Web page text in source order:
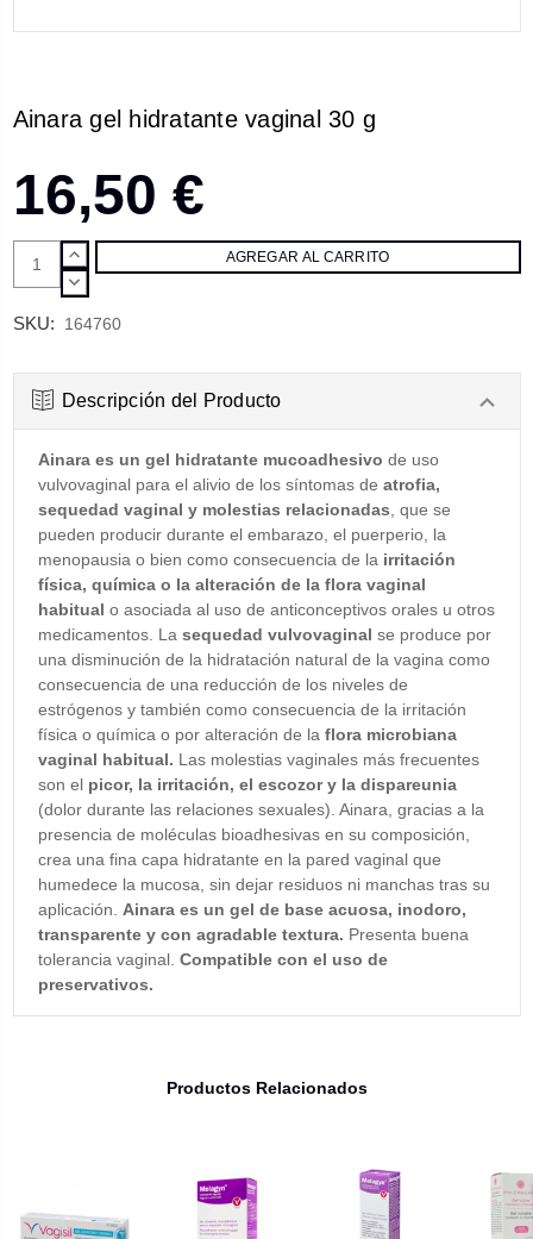
Ainara gel hidratante vaginal 30 g
16,50 €
AUMENTAR
CANTIDAD:
DISMINUIR
SKU: 164760
Descripción del Producto
Ainara es un gel hidratante mucoadhesivo de uso
vulvovaginal para el alivio de los síntomas de atrofia,
sequedad vaginal y molestias relacionadas , que se
pueden producir durante el embarazo, el puerperio, la
menopausia o bien como consecuencia de la irritación
física, química o la alteración de la flora vaginal
habitual o asociada al uso de anticonceptivos orales u otros
medicamentos. La sequedad vulvovaginal se produce por
una disminución de la hidratación natural de la vagina como
consecuencia de una reducción de los niveles de
estrógenos y también como consecuencia de la irritación
física o química o por alteración de la flora microbiana
vaginal habitual. Las molestias vaginales más frecuentes
son el picor, la irritación, el escozor y la dispareunia
(dolor durante las relaciones sexuales). Ainara, gracias a la
presencia de moléculas bioadhesivas en su composición,
crea una fina capa hidratante en la pared vaginal que
humedece la mucosa, sin dejar residuos ni manchas tras su
aplicación. Ainara es un gel de base acuosa, inodoro,
transparente y con agradable textura. Presenta buena
tolerancia vaginal. Compatible con el uso de
preservativos.
Productos Relacionados